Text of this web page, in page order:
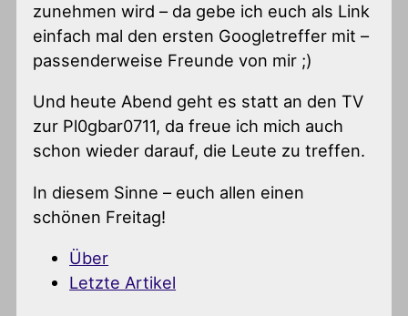
zunehmen wird – da gebe ich euch als Link
einfach mal den ersten Googletreffer mit –
passenderweise Freunde von mir ;)
Und heute Abend geht es statt an den TV
zur Pl0gbar0711, da freue ich mich auch
schon wieder darauf, die Leute zu treffen.
In diesem Sinne – euch allen einen
schönen Freitag!
Über
Letzte Artikel